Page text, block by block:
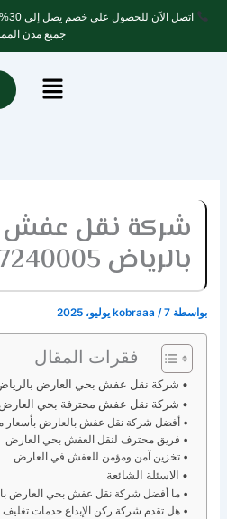
تخطي
المحتوى
اتصل الآن للحصول على خصم يصل إلى 30%! |
جميع مدن
Menu
شركة نقل عفش
بالرياض 0507240005
بواسطة kobraaa /7 يوليو، 2025
فقرات المقال
شركة نقل عفش بحي العارض
شركة نقل عفش محترفة بحي العارض
أفضل شركة نقل عفش بالعارض بأسعار
فريق محترف لنقل العفش بحي العارض
تخزين آمن ومؤمن للعفش في العارض
الاسئلة الشائعة
ما أفضل شركة نقل عفش بحي العارض
هل تقدم شركة ركن الإبداع خدمات